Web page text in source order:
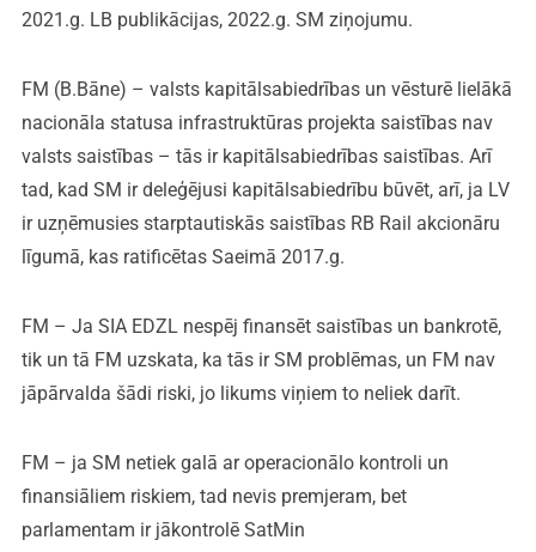
2021.g. LB publikācijas, 2022.g. SM ziņojumu.
FM (B.Bāne) – valsts kapitālsabiedrības un vēsturē lielākā
nacionāla statusa infrastruktūras projekta saistības nav
valsts saistības – tās ir kapitālsabiedrības saistības. Arī
tad, kad SM ir deleģējusi kapitālsabiedrību būvēt, arī, ja LV
ir uzņēmusies starptautiskās saistības RB Rail akcionāru
līgumā, kas ratificētas Saeimā 2017.g.
FM – Ja SIA EDZL nespēj finansēt saistības un bankrotē,
tik un tā FM uzskata, ka tās ir SM problēmas, un FM nav
jāpārvalda šādi riski, jo likums viņiem to neliek darīt.
FM – ja SM netiek galā ar operacionālo kontroli un
finansiāliem riskiem, tad nevis premjeram, bet
parlamentam ir jākontrolē SatMin